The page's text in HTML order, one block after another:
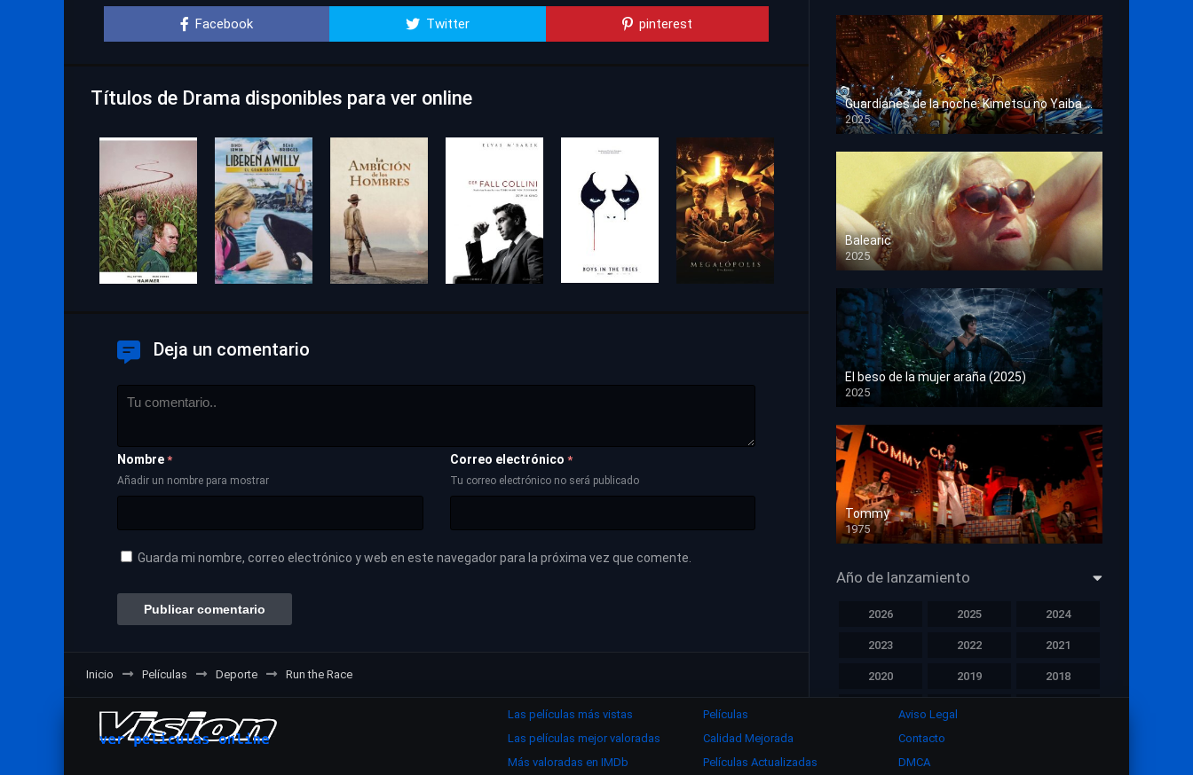
Facebook Twitter pinterest
Títulos de Drama disponibles para ver online
Deja un comentario
Nombre *
Añadir un nombre para mostrar
Correo electrónico *
Tu correo electrónico no será publicado
Guarda mi nombre, correo electrónico y web en este navegador para la próxima vez que comente.
Inicio Películas Deporte Run the Race
Guardianes de la noche: Kimetsu no Yaiba La fortaleza infinita
2025
HD 1080p
Balearic
2025
HD 1080p
El beso de la mujer araña (2025)
2025
HD 1080p
Tommy
1975
HD 1080p
Año de lanzamiento
2026 2025 2024
2023 2022 2021
2020 2019 2018
Las películas más vistas
Las películas mejor valoradas
Más valoradas en IMDb
Películas
Calidad Mejorada
Películas Actualizadas
Aviso Legal
Contacto
DMCA